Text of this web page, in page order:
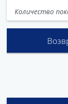
Количество